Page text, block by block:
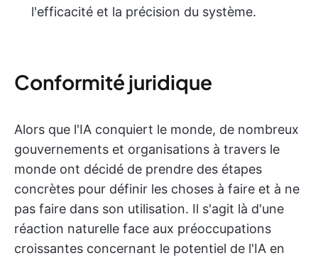
l'efficacité et la précision du système.
Conformité juridique
Alors que l'IA conquiert le monde, de nombreux
gouvernements et organisations à travers le
monde ont décidé de prendre des étapes
concrètes pour définir les choses à faire et à ne
pas faire dans son utilisation. Il s'agit là d'une
réaction naturelle face aux préoccupations
croissantes concernant le potentiel de l'IA en